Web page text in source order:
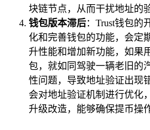
块链节点，从而干扰地址的
钱包版本滞后：Trust钱包的
化和完善钱包的功能，会定
升性能和增加新功能，如果
包，就如同驾驶一辆老旧的
性问题，导致地址验证出现
会对地址验证机制进行优化
升级改造，能够确保提币操